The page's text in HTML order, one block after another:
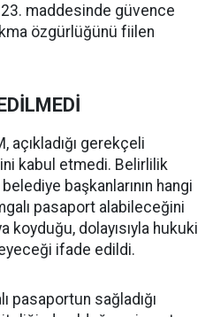
23. maddesinde güvence
özgürlüğünü fiilen
açıkladığı gerekçeli
kabul etmedi. Belirlilik
başkanlarının hangi
pasaport alabileceğini
koyduğu, dolayısıyla hukuki
ifade edildi.
pasaportun sağladığı